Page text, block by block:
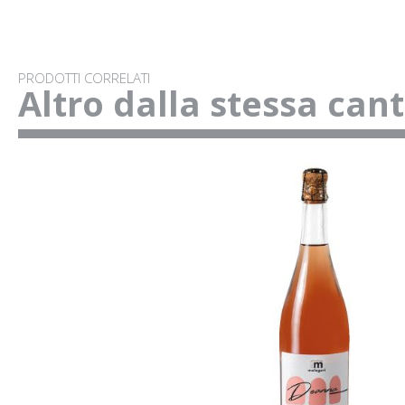
PRODOTTI CORRELATI
Altro dalla stessa